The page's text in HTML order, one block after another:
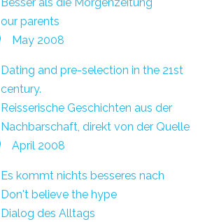
our parents
May 2008
Dating and pre-selection in the 21st
century.
Reisserische Geschichten aus der
Nachbarschaft, direkt von der Quelle
April 2008
Es kommt nichts besseres nach
Don't believe the hype
Dialog des Alltags